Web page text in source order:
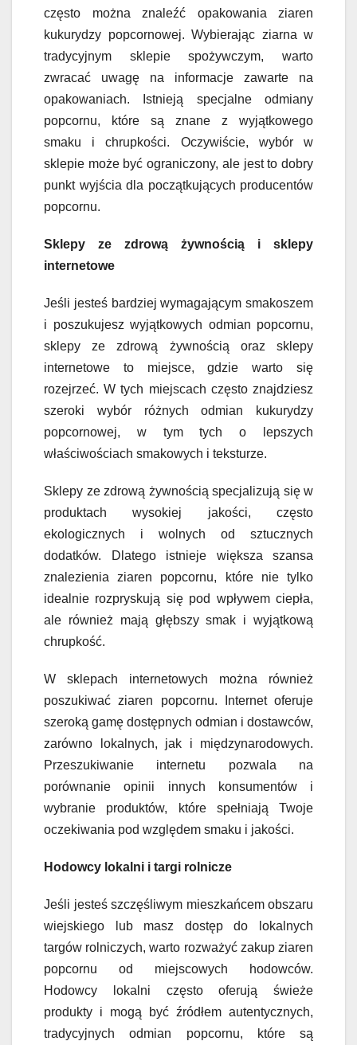
często można znaleźć opakowania ziaren
kukurydzy popcornowej. Wybierając ziarna w
tradycyjnym sklepie spożywczym, warto
zwracać uwagę na informacje zawarte na
opakowaniach. Istnieją specjalne odmiany
popcornu, które są znane z wyjątkowego
smaku i chrupkości. Oczywiście, wybór w
sklepie może być ograniczony, ale jest to dobry
punkt wyjścia dla początkujących producentów
popcornu.
Sklepy ze zdrową żywnością i sklepy
internetowe
Jeśli jesteś bardziej wymagającym smakoszem
i poszukujesz wyjątkowych odmian popcornu,
sklepy ze zdrową żywnością oraz sklepy
internetowe to miejsce, gdzie warto się
rozejrzeć. W tych miejscach często znajdziesz
szeroki wybór różnych odmian kukurydzy
popcornowej, w tym tych o lepszych
właściwościach smakowych i teksturze.
Sklepy ze zdrową żywnością specjalizują się w
produktach wysokiej jakości, często
ekologicznych i wolnych od sztucznych
dodatków. Dlatego istnieje większa szansa
znalezienia ziaren popcornu, które nie tylko
idealnie rozpryskują się pod wpływem ciepła,
ale również mają głębszy smak i wyjątkową
chrupkość.
W sklepach internetowych można również
poszukiwać ziaren popcornu. Internet oferuje
szeroką gamę dostępnych odmian i dostawców,
zarówno lokalnych, jak i międzynarodowych.
Przeszukiwanie internetu pozwala na
porównanie opinii innych konsumentów i
wybranie produktów, które spełniają Twoje
oczekiwania pod względem smaku i jakości.
Hodowcy lokalni i targi rolnicze
Jeśli jesteś szczęśliwym mieszkańcem obszaru
wiejskiego lub masz dostęp do lokalnych
targów rolniczych, warto rozważyć zakup ziaren
popcornu od miejscowych hodowców.
Hodowcy lokalni często oferują świeże
produkty i mogą być źródłem autentycznych,
tradycyjnych odmian popcornu, które są